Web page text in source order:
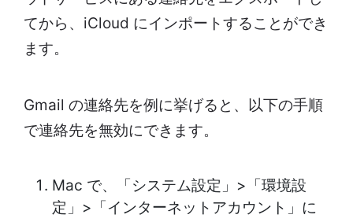
てから、iCloud にインポートすることができ
ます。
Gmail の連絡先を例に挙げると、以下の手順
で連絡先を無効にできます。
Mac で、「システム設定」>「環境設
定」>「インターネットアカウント」に